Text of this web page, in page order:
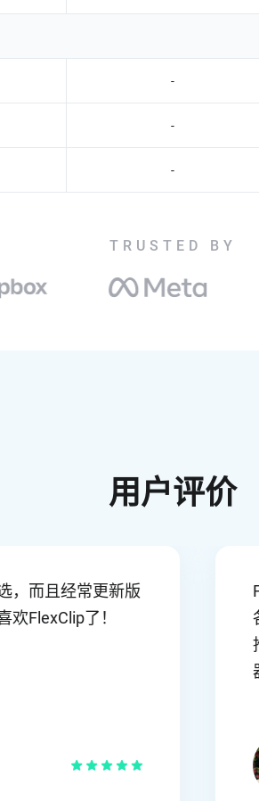
-
-
-
TRUSTED BY
用户评价
随便选，而且经常更新版
，太喜欢FlexClip了！